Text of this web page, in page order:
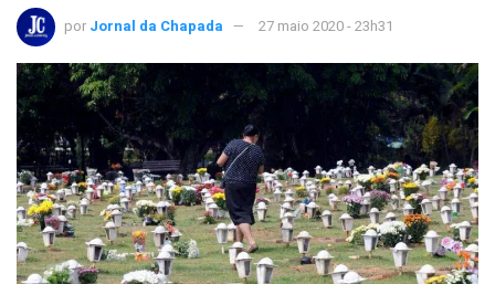
por Jornal da Chapada 27 maio 2020 - 23h31